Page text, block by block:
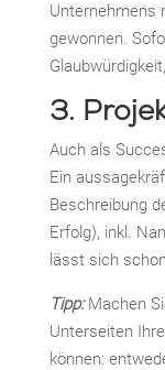
Unternehmens
gewonnen.
3.
Auch als
Ein
Beschreibung
Erfolg), inkl.
lässt sich
Tipp: Machen
Unterseiten
können: